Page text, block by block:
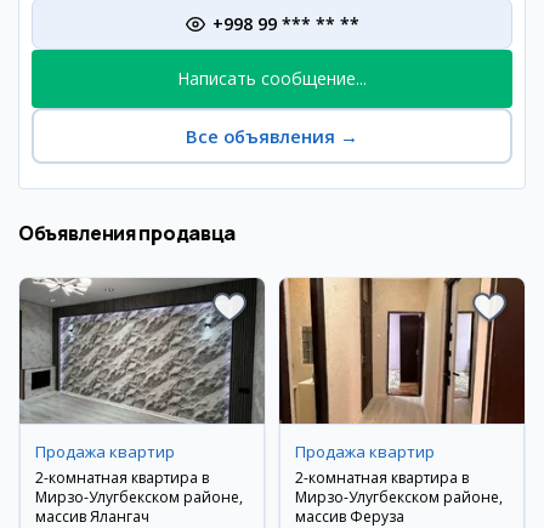
+998 99 *** ** **
Написать сообщение...
Все объявления →
Объявления продавца
Продажа квартир
2-комнатная квартира в
Мирзо-Улугбекском районе,
массив Ялангач
Продажа квартир
2-комнатная квартира в
Мирзо-Улугбекском районе,
массив Феруза